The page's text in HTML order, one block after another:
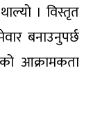
। विस्तृत
बनाउनुपर्छ
आक्रामकता